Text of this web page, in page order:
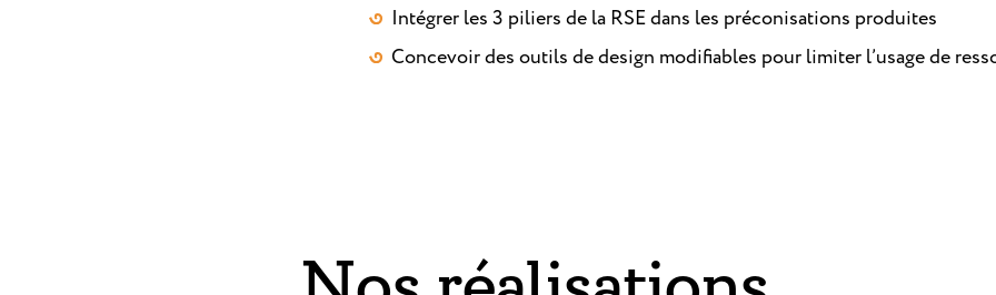
Intégrer les 3 piliers de la RSE dans les préconisations produites
Concevoir des outils de design modifiables pour limiter l’usage de